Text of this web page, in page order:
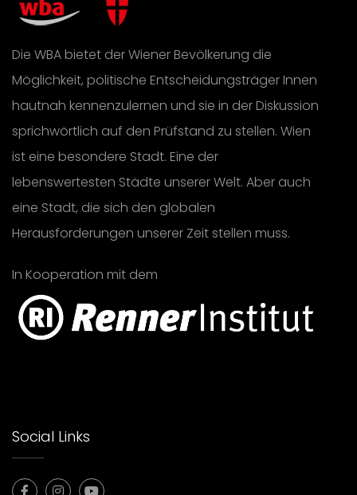
Die WBA bietet der Wiener Bevölkerung die
Möglichkeit, politische Entscheidungsträger Innen
hautnah kennenzulernen und sie in der Diskussion
sprichwörtlich auf den Prüfstand zu stellen. Wien
ist eine besondere Stadt. Eine der
lebenswertesten Städte unserer Welt. Aber auch
eine Stadt, die sich den globalen
Herausforderungen unserer Zeit stellen muss.
In Kooperation mit dem
Social Links